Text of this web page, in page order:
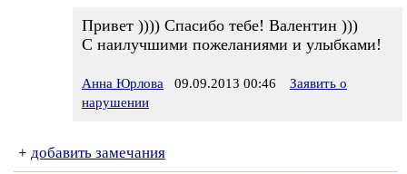
Пpивет )))) Спасибо тебе! Валентин )))
С наилyчшими пожеланиями и yлыбками!
Анна Юрлова 09.09.2013 00:46
Заявить о
нарушении
+ добавить замечания